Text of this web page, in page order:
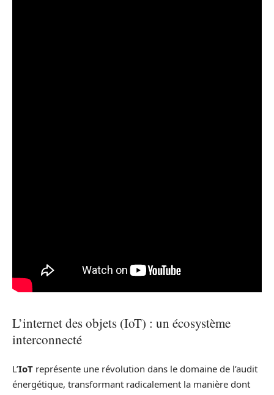
L’internet des objets (IoT) : un écosystème
interconnecté
L’IoT représente une révolution dans le domaine de l’audit
énergétique, transformant radicalement la manière dont